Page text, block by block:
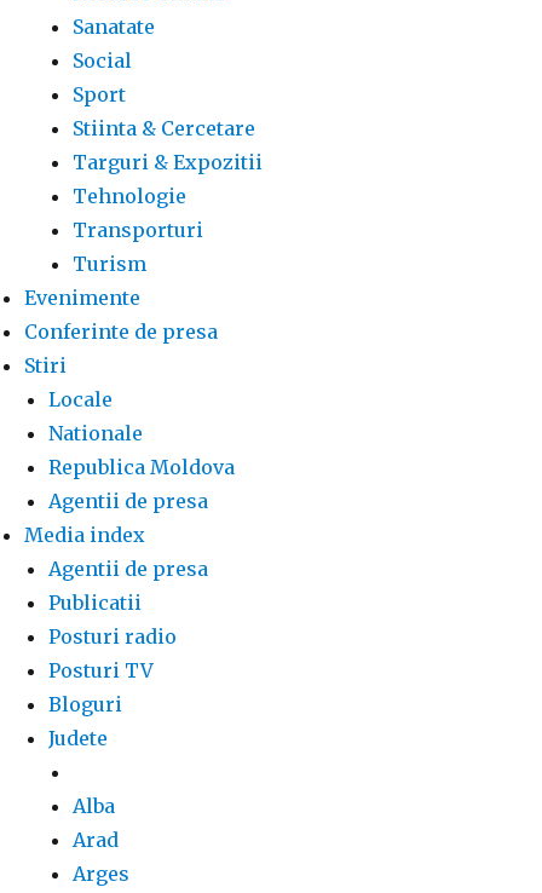
Sanatate
Social
Sport
Stiinta & Cercetare
Targuri & Expozitii
Tehnologie
Transporturi
Turism
Evenimente
Conferinte de presa
Stiri
Locale
Nationale
Republica Moldova
Agentii de presa
Media index
Agentii de presa
Publicatii
Posturi radio
Posturi TV
Bloguri
Judete
Alba
Arad
Arges